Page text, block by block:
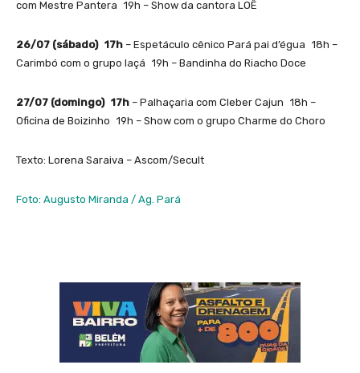
com Mestre Pantera 19h – Show da cantora LOÊ
26/07 (sábado) 17h – Espetáculo cênico Pará pai d’égua 18h –
Carimbó com o grupo Iaçá 19h – Bandinha do Riacho Doce
27/07 (domingo) 17h – Palhaçaria com Cleber Cajun 18h –
Oficina de Boizinho 19h – Show com o grupo Charme do Choro
Texto: Lorena Saraiva – Ascom/Secult
Foto: Augusto Miranda / Ag. Pará